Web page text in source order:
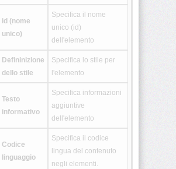
id (nome
unico)
Specifica il nome
unico (id)
dell'elemento
Defininizione
dello stile
Specifica lo stile per
l'elemento
Testo
informativo
Specifica informazioni
aggiuntive
dell'elemento
Codice
linguaggio
Specifica il codice
lingua del contenuto
negli elementi.